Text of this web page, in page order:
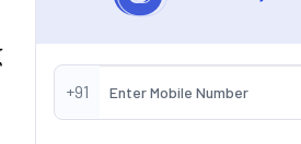
+91